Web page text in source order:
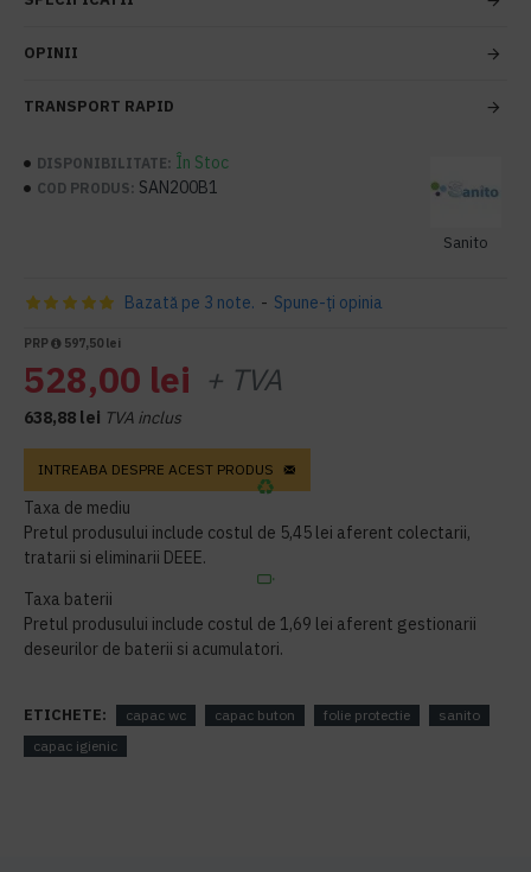
OPINII
TRANSPORT RAPID
DISPONIBILITATE: În Stoc
COD PRODUS: SAN200B1
Sanito
Bazată pe 3 note. - Spune-ţi opinia
PRP 597,50 lei
528,00 lei + TVA
638,88 lei TVA inclus
INTREABA DESPRE ACEST PRODUS
Taxa de mediu
Pretul produsului include costul de 5,45 lei aferent colectarii,
tratarii si eliminarii DEEE.
Taxa baterii
Pretul produsului include costul de 1,69 lei aferent gestionarii
deseurilor de baterii si acumulatori.
ETICHETE: capac wc capac buton folie protectie
sanito
capac igienic